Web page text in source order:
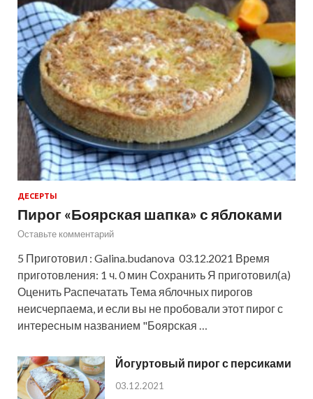
ДЕСЕРТЫ
Пирог «Боярская шапка» с яблоками
Оставьте комментарий
5 Приготовил : Galina.budanova 03.12.2021 Время
приготовления: 1 ч. 0 мин Сохранить Я приготовил(а)
Оценить Распечатать Тема яблочных пирогов
неисчерпаема, и если вы не пробовали этот пирог с
интересным названием "Боярская …
Йогуртовый пирог с персиками
03.12.2021